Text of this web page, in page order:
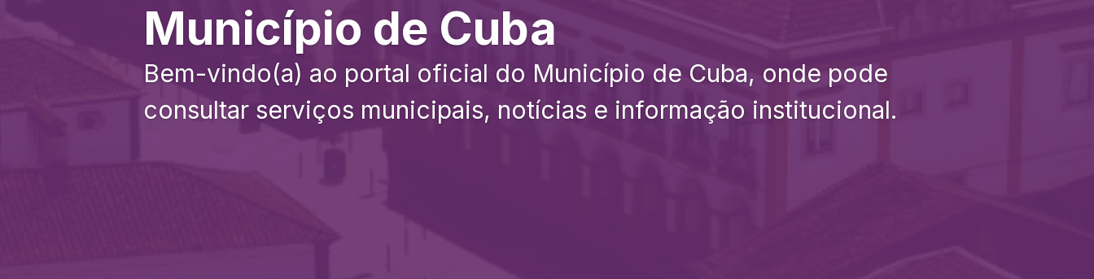
Município de Cuba
Bem-vindo(a) ao portal oficial do Município de Cuba, onde pode
consultar serviços municipais, notícias e informação institucional.